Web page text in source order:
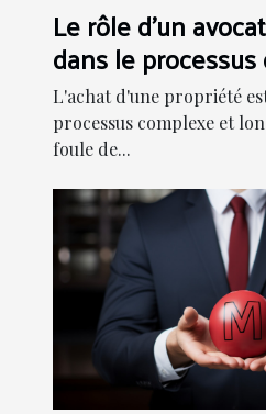
Le rôle d'un
dans le
propriété
L'achat d'une propriété
processus complexe et
foule de...